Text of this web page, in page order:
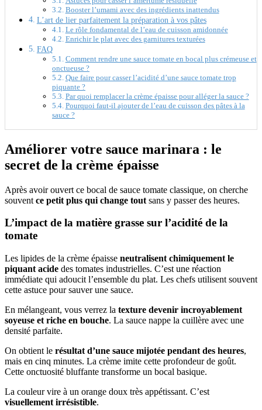
Booster l’umami avec des ingrédients inattendus
L’art de lier parfaitement la préparation à vos pâtes
Le rôle fondamental de l’eau de cuisson amidonnée
Enrichir le plat avec des garnitures texturées
FAQ
Comment rendre une sauce tomate en bocal plus crémeuse et
onctueuse ?
Que faire pour casser l’acidité d’une sauce tomate trop
piquante ?
Par quoi remplacer la crème épaisse pour alléger la sauce ?
Pourquoi faut-il ajouter de l’eau de cuisson des pâtes à la
sauce ?
Améliorer votre sauce marinara : le
secret de la crème épaisse
Après avoir ouvert ce bocal de sauce tomate classique, on cherche
souvent ce petit plus qui change tout sans y passer des heures.
L’impact de la matière grasse sur l’acidité de la
tomate
Les lipides de la crème épaisse neutralisent chimiquement le
piquant acide des tomates industrielles. C’est une réaction
immédiate qui adoucit l’ensemble du plat. Les chefs utilisent souvent
cette astuce pour sauver une sauce.
En mélangeant, vous verrez la texture devenir incroyablement
soyeuse et riche en bouche. La sauce nappe la cuillère avec une
densité parfaite.
On obtient le résultat d’une sauce mijotée pendant des heures,
mais en cinq minutes. La crème imite cette profondeur de goût.
Cette onctuosité bluffante transforme un bocal basique.
La couleur vire à un orange doux très appétissant. C’est
visuellement irrésistible.